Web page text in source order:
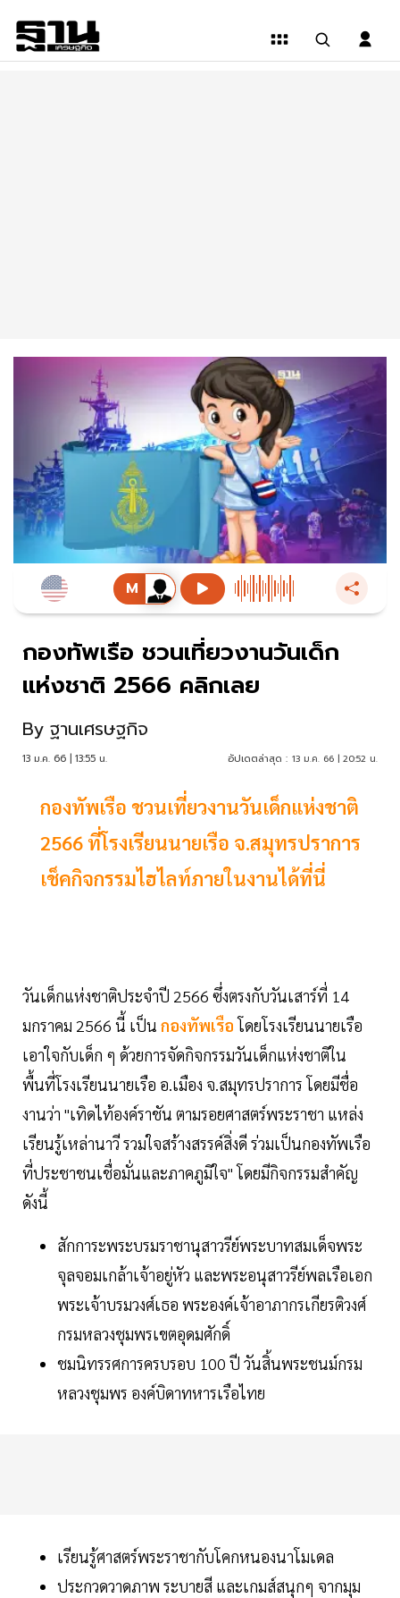
กองทัพเรือ ชวนเที่ยวงานวันเด็ก
แห่งชาติ 2566 คลิกเลย
By ฐานเศรษฐกิจ
13 ม.ค. 66 | 13:55 น. อัปเดตล่าสุด : 13 ม.ค. 66 | 20:52 น.
กองทัพเรือ ชวนเที่ยวงานวันเด็กแห่งชาติ
2566 ที่โรงเรียนนายเรือ จ.สมุทรปราการ
เช็คกิจกรรมไฮไลท์ภายในงานได้ที่นี่
วันเด็กแห่งชาติประจำปี 2566 ซึ่งตรงกับวันเสาร์ที่ 14
มกราคม 2566 นี้ เป็น กองทัพเรือโดยโรงเรียนนายเรือ
เอาใจกับเด็ก ๆ ด้วยการจัดกิจกรรมวันเด็กแห่งชาติใน
พื้นที่โรงเรียนนายเรือ อ.เมือง จ.สมุทรปราการ โดยมีชื่อ
งานว่า "เทิดไท้องค์ราชัน ตามรอยศาสตร์พระราชา แหล่ง
เรียนรู้เหล่านาวี รวมใจสร้างสรรค์สิ่งดี ร่วมเป็นกองทัพเรือ
ที่ประชาชนเชื่อมั่นและภาคภูมิใจ" โดยมีกิจกรรมสำคัญ
ดังนี้
สักการะพระบรมราชานุสาวรีย์พระบาทสมเด็จพระ
จุลจอมเกล้าเจ้าอยู่หัว และพระอนุสาวรีย์พลเรือเอก
พระเจ้าบรมวงศ์เธอ พระองค์เจ้าอาภากรเกียรติวงศ์
กรมหลวงชุมพรเขตอุดมศักดิ์
ชมนิทรรศการครบรอบ 100 ปี วันสิ้นพระชนม์กรม
หลวงชุมพร องค์บิดาทหารเรือไทย
เรียนรู้ศาสตร์พระราชากับโคกหนองนาโมเดล
ประกวดวาดภาพ ระบายสี และเกมส์สนุกๆ จากมุม